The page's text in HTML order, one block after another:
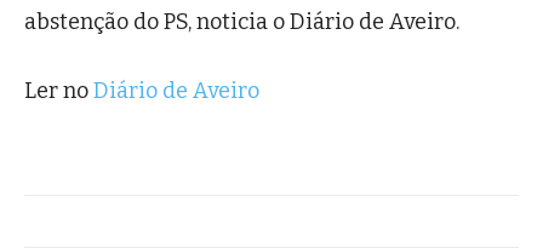
abstenção do PS, noticia o Diário de Aveiro.
Ler noDiário de Aveiro